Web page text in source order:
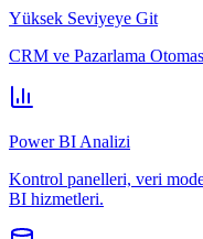
Yüksek Seviyeye Git
CRM ve Pazarlama
Power BI Analizi
Kontrol panelleri, veri
BI hizmetleri.